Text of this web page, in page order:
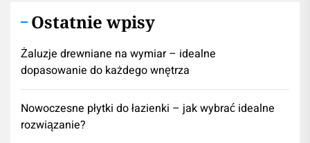
Ostatnie wpisy
Żaluzje drewniane na wymiar – idealne
dopasowanie do każdego wnętrza
Nowoczesne płytki do łazienki – jak wybrać idealne
rozwiązanie?